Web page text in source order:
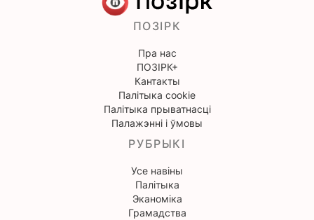
ПОЗІРК
Пра нас
ПОЗІРК+
Кантакты
Палітыка cookie
Палітыка прыватнасці
Палажэнні і ўмовы
РУБРЫКІ
Усе навіны
Палітыка
Эканоміка
Грамадства